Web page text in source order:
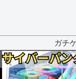
ガチ